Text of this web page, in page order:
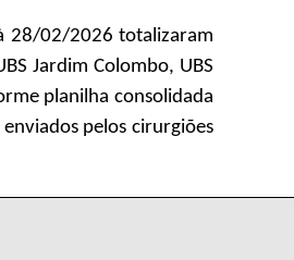
28/02/2026 totalizaram
Jardim Colombo, UBS
planilha consolidada
pelos cirurgiões